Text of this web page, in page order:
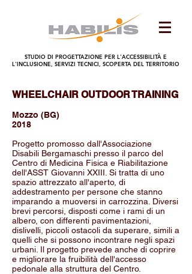
STUDIO DI PROGETTAZIONE PER L'ACCESSIBILITÀ E
L'INCLUSIONE, SERVIZI TECNICI, SCOPERTA DEL TERRITORIO
WHEELCHAIR OUTDOOR TRAINING
Mozzo (BG)
2018
Progetto promosso dall'Associazione
Disabili Bergamaschi presso il parco del
Centro di Medicina Fisica e Riabilitazione
dell'ASST Giovanni XXIII. Si tratta di uno
spazio attrezzato all'aperto, di
addestramento per persone che stanno
imparando a muoversi in carrozzina. Diversi
brevi percorsi, disposti come i rami di un
albero, con differenti pavimentazioni,
dislivelli, piccoli ostacoli da superare, simili a
quelli che si possono incontrare negli spazi
urbani. Il progetto prevede anche di coprire
e migliorare la fruibilità dell'accesso
pedonale alla struttura del Centro.